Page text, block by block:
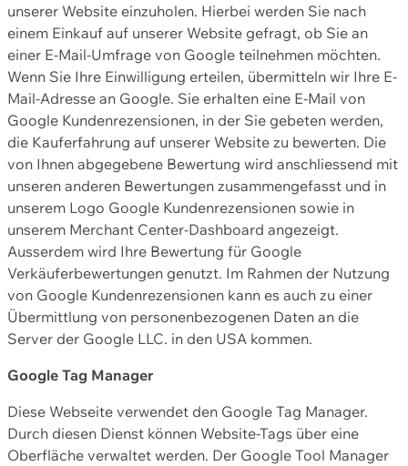
unserer Website einzuholen. Hierbei werden Sie nach
einem Einkauf auf unserer Website gefragt, ob Sie an
einer E-Mail-Umfrage von Google teilnehmen möchten.
Wenn Sie Ihre Einwilligung erteilen, übermitteln wir Ihre E-
Mail-Adresse an Google. Sie erhalten eine E-Mail von
Google Kundenrezensionen, in der Sie gebeten werden,
die Kauferfahrung auf unserer Website zu bewerten. Die
von Ihnen abgegebene Bewertung wird anschliessend mit
unseren anderen Bewertungen zusammengefasst und in
unserem Logo Google Kundenrezensionen sowie in
unserem Merchant Center-Dashboard angezeigt.
Ausserdem wird Ihre Bewertung für Google
Verkäuferbewertungen genutzt. Im Rahmen der Nutzung
von Google Kundenrezensionen kann es auch zu einer
Übermittlung von personenbezogenen Daten an die
Server der Google LLC. in den USA kommen.
Google Tag Manager
Diese Webseite verwendet den Google Tag Manager.
Durch diesen Dienst können Website-Tags über eine
Oberfläche verwaltet werden. Der Google Tool Manager